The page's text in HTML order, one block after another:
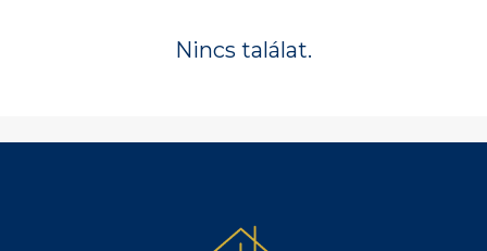
Nincs találat.